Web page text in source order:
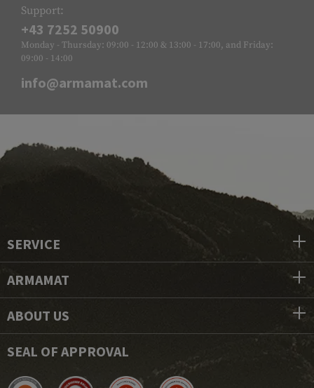
Support:
+43 7252 50900
Monday - Thursday: 09:00 - 12:00 & 13:00 - 17:00, and Friday:
09:00 - 14:00
info@armamat.com
SERVICE
ARMAMAT
ABOUT US
SEAL OF APPROVAL